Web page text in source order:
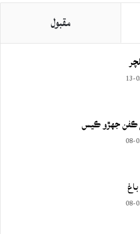
مقبول
13-
ڪفن جھڙو ڪيس
08-
08-